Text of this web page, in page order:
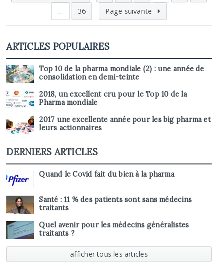
…
36 Page suivante
ARTICLES POPULAIRES
Top 10 de la pharma mondiale (2) : une année de
consolidation en demi-teinte
2018, un excellent cru pour le Top 10 de la
Pharma mondiale
2017 une excellente année pour les big pharma et
leurs actionnaires
DERNIERS ARTICLES
Quand le Covid fait du bien à la pharma
Santé : 11 % des patients sont sans médecins
traitants
Quel avenir pour les médecins généralistes
traitants ?
afficher tous les articles